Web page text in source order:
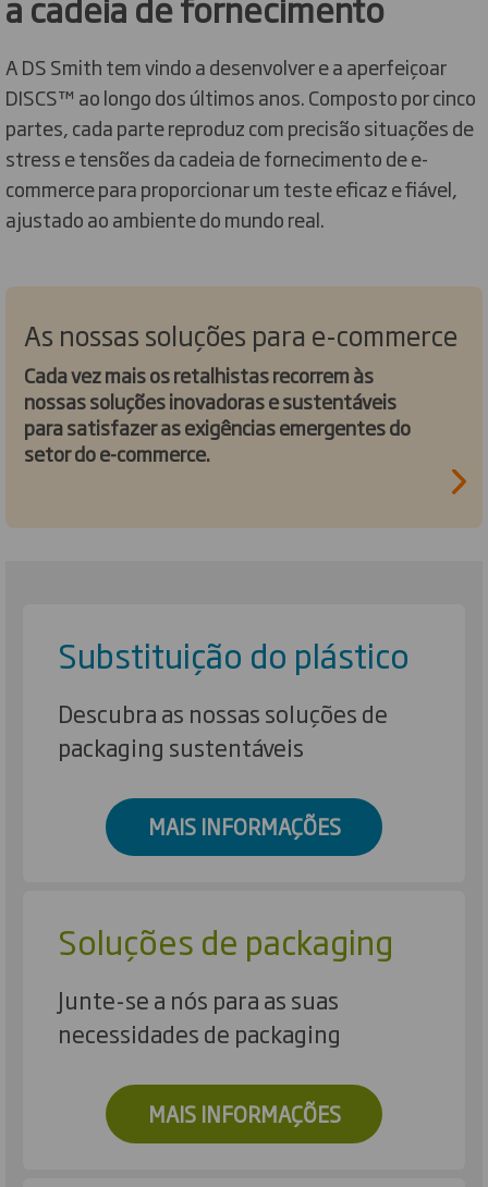
A DS Smith tem vindo a desenvolver e a aperfeiçoar
DISCS™ ao longo dos últimos anos. Composto por cinco
partes, cada parte reproduz com precisão situações de
stress e tensões da cadeia de fornecimento de e-
commerce para proporcionar um teste eficaz e fiável,
ajustado ao ambiente do mundo real.
As nossas soluções para e-commerce
Cada vez mais os retalhistas recorrem às
nossas soluções inovadoras e sustentáveis
para satisfazer as exigências emergentes do
setor do e-commerce.
Substituição do plástico
Descubra as nossas soluções de
packaging sustentáveis
MAIS INFORMAÇÕES
Soluções de packaging
Junte-se a nós para as suas
necessidades de packaging
MAIS INFORMAÇÕES